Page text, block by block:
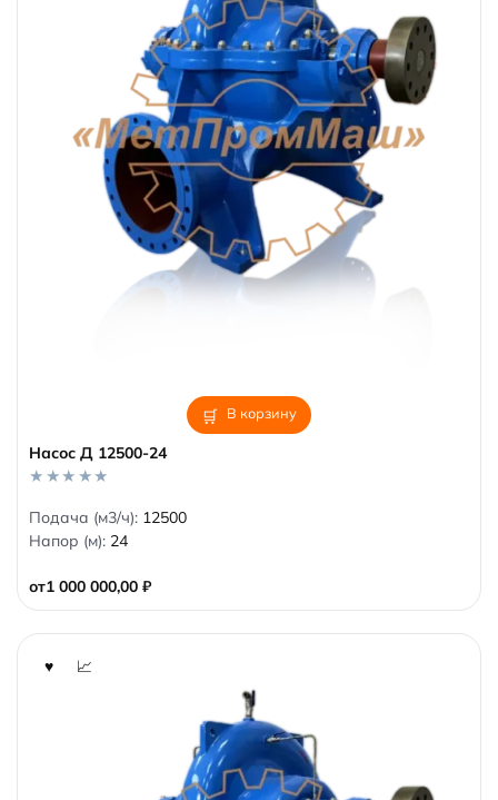
В корзину
Насос Д 12500-24
от1 000 000,00 ₽
0
o
u
f
5
Подача (м3/ч): 12500
Напор (м): 24